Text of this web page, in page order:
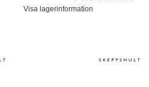
Visa lagerinformation